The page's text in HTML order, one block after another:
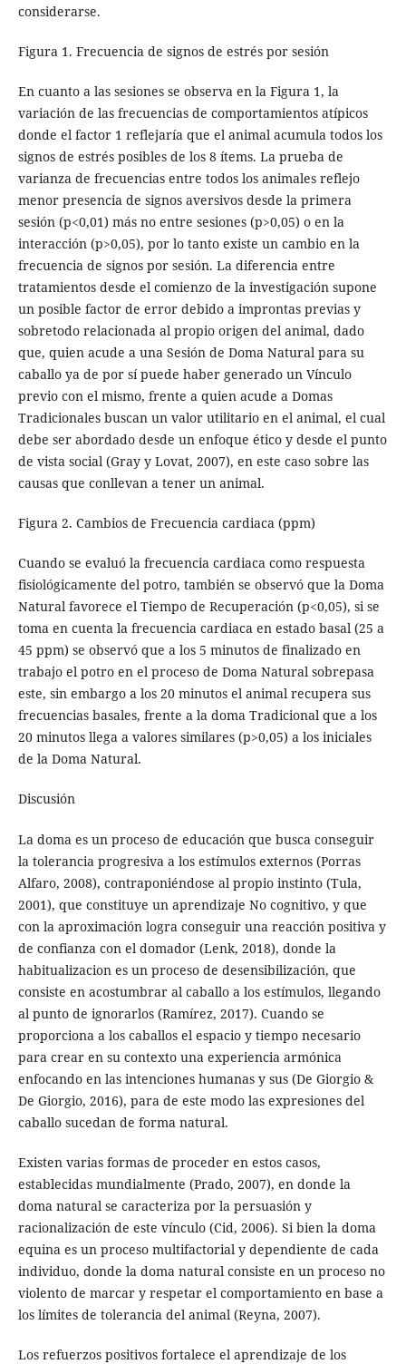
considerarse.
Figura 1. Frecuencia de signos de estrés por sesión
En cuanto a las sesiones se observa en la Figura 1, la
variación de las frecuencias de comportamientos atípicos
donde el factor 1 reflejaría que el animal acumula todos los
signos de estrés posibles de los 8 ítems. La prueba de
varianza de frecuencias entre todos los animales reflejo
menor presencia de signos aversivos desde la primera
sesión (p<0,01) más no entre sesiones (p>0,05) o en la
interacción (p>0,05), por lo tanto existe un cambio en la
frecuencia de signos por sesión. La diferencia entre
tratamientos desde el comienzo de la investigación supone
un posible factor de error debido a improntas previas y
sobretodo relacionada al propio origen del animal, dado
que, quien acude a una Sesión de Doma Natural para su
caballo ya de por sí puede haber generado un Vínculo
previo con el mismo, frente a quien acude a Domas
Tradicionales buscan un valor utilitario en el animal, el cual
debe ser abordado desde un enfoque ético y desde el punto
de vista social (Gray y Lovat, 2007), en este caso sobre las
causas que conllevan a tener un animal.
Figura 2. Cambios de Frecuencia cardiaca (ppm)
Cuando se evaluó la frecuencia cardiaca como respuesta
fisiológicamente del potro, también se observó que la Doma
Natural favorece el Tiempo de Recuperación (p<0,05), si se
toma en cuenta la frecuencia cardiaca en estado basal (25 a
45 ppm) se observó que a los 5 minutos de finalizado en
trabajo el potro en el proceso de Doma Natural sobrepasa
este, sin embargo a los 20 minutos el animal recupera sus
frecuencias basales, frente a la doma Tradicional que a los
20 minutos llega a valores similares (p>0,05) a los iniciales
de la Doma Natural.
Discusión
La doma es un proceso de educación que busca conseguir
la tolerancia progresiva a los estímulos externos (Porras
Alfaro, 2008), contraponiéndose al propio instinto (Tula,
2001), que constituye un aprendizaje No cognitivo, y que
con la aproximación logra conseguir una reacción positiva y
de confianza con el domador (Lenk, 2018), donde la
habitualizacion es un proceso de desensibilización, que
consiste en acostumbrar al caballo a los estímulos, llegando
al punto de ignorarlos (Ramírez, 2017). Cuando se
proporciona a los caballos el espacio y tiempo necesario
para crear en su contexto una experiencia armónica
enfocando en las intenciones humanas y sus (De Giorgio &
De Giorgio, 2016), para de este modo las expresiones del
caballo sucedan de forma natural.
Existen varias formas de proceder en estos casos,
establecidas mundialmente (Prado, 2007), en donde la
doma natural se caracteriza por la persuasión y
racionalización de este vínculo (Cid, 2006). Si bien la doma
equina es un proceso multifactorial y dependiente de cada
individuo, donde la doma natural consiste en un proceso no
violento de marcar y respetar el comportamiento en base a
los límites de tolerancia del animal (Reyna, 2007).
Los refuerzos positivos fortalece el aprendizaje de los